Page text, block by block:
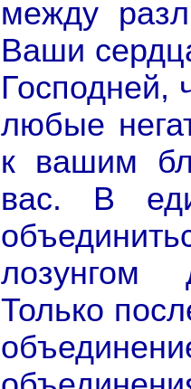
между
Ваши
Господней,
любые
к вашим
вас. В
лозунгом
Только